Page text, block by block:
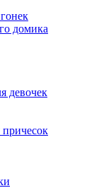
домика
девочек